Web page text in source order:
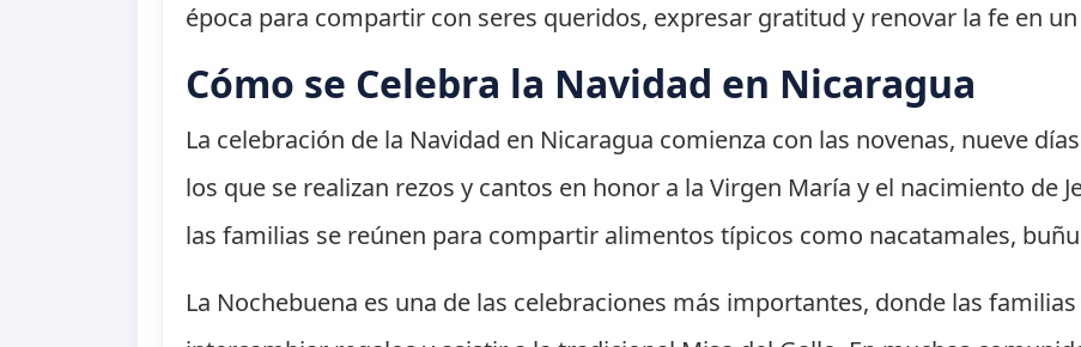
época para compartir con seres queridos, expresar gratitud y renovar la fe en
Cómo se Celebra la Navidad en Nicaragua
La celebración de la Navidad en Nicaragua comienza con las novenas, nueve
los que se realizan rezos y cantos en honor a la Virgen María y el nacimiento de
las familias se reúnen para compartir alimentos típicos como nacatamales,
La Nochebuena es una de las celebraciones más importantes, donde las